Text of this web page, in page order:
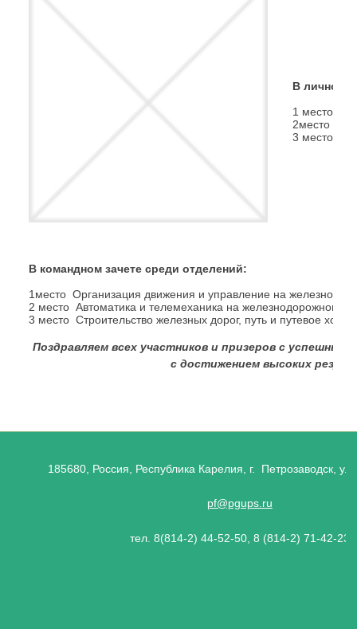
В личном
1 место
2место
3 место
В командном зачете среди отделений:
1место Организация движения и управление на
2 место Автоматика и телемеханика на железнодорожном
3 место Строительство железных дорог, путь и путевое
Поздравляем всех участников и призеров с
с достижением высоких
185680, Россия, Республика Карелия, г. Петрозаводск,
pf@pgups.ru
тел. 8(814-2) 44-52-50, 8 (814-2) 71-42-23